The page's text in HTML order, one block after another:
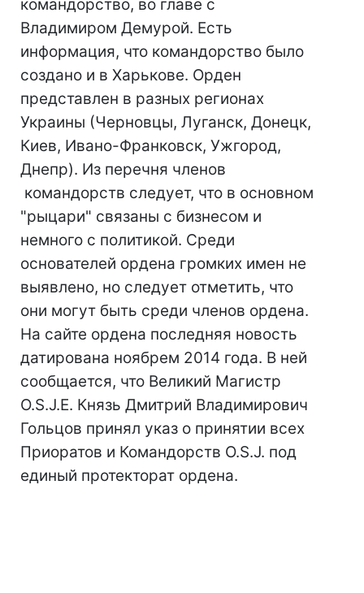
командорство, во главе с
Владимиром Демурой. Есть
информация, что командорство было
создано и в Харькове. Орден
представлен в разных регионах
Украины (Черновцы, Луганск, Донецк,
Киев, Ивано-Франковск, Ужгород,
Днепр). Из перечня членов
командорств следует, что в основном
"рыцари" связаны с бизнесом и
немного с политикой. Среди
основателей ордена громких имен не
выявлено, но следует отметить, что
они могут быть среди членов ордена.
На сайте ордена последняя новость
датирована ноябрем 2014 года. В ней
сообщается, что Великий Магистр
O.S.J.E. Князь Дмитрий Владимирович
Гольцов принял указ о принятии всех
Приоратов и Командорств O.S.J. под
единый протекторат ордена.